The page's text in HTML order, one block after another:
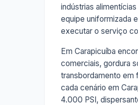
indústrias
equipe uniformizada
executar o serviço
Em Carapicuíba
comerciais, gordura
transbordamento em
cada cenário em
4.000 PSI,